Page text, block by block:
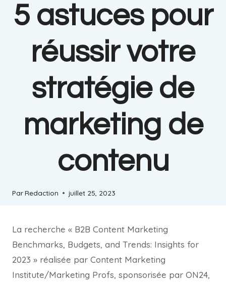
5 astuces pour
réussir votre
stratégie de
marketing de
contenu
ParRedaction juillet 25, 2023
La recherche « B2B Content Marketing
Benchmarks, Budgets, and Trends: Insights for
2023 » réalisée par Content Marketing
Institute/Marketing Profs, sponsorisée par ON24,